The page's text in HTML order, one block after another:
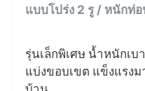
แบบโปร่ง 2 รู / หนักท่
รุ่นเล็กพิเศษ น้ำหนักเ
แบ่งขอบเขต แข็งแรงม